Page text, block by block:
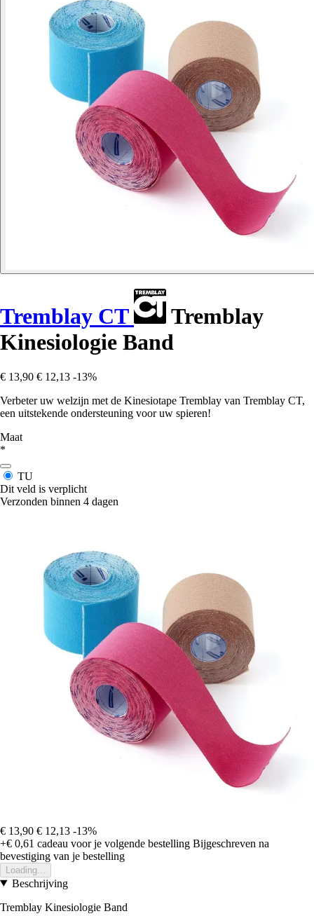
Tremblay CT
Tremblay
Kinesiologie Band
€ 13,90 € 12,13 -13%
Verbeter uw welzijn met de Kinesiotape Tremblay van Tremblay CT,
een uitstekende ondersteuning voor uw spieren!
Maat
*
TU
Dit veld is verplicht
Verzonden binnen 4 dagen
€ 13,90 € 12,13 -13%
+€ 0,61 cadeau voor je volgende bestelling Bijgeschreven na
bevestiging van je bestelling
Loading...
Beschrijving
Tremblay Kinesiologie Band